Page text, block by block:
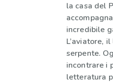
la casa del
incredibile
L’aviatore,
serpente.
incontrare i
letteratura